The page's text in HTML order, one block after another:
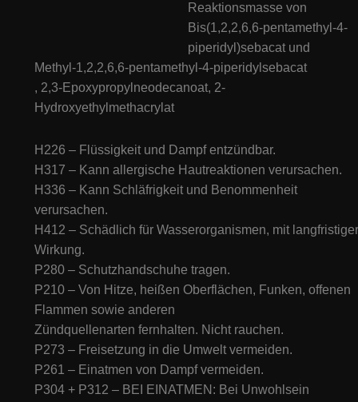
Reaktionsmasse von
Bis(1,2,2,6,6-pentamethyl-4-
piperidyl)sebacat und
Methyl-1,2,2,6,6-pentamethyl-4-piperidylsebacat
, 2,3-Epoxypropylneodecanoat, 2-
Hydroxyethylmethacrylat
H226 – Flüssigkeit und Dampf entzündbar.
H317 – Kann allergische Hautreaktionen verursachen.
H336 – Kann Schläfrigkeit und Benommenheit
verursachen.
H412 – Schädlich für Wasserorganismen, mit langfristiger
Wirkung.
P280 – Schutzhandschuhe tragen.
P210 – Von Hitze, heißen Oberflächen, Funken, offenen
Flammen sowie anderen
Zündquellenarten fernhalten. Nicht rauchen.
P273 – Freisetzung in die Umwelt vermeiden.
P261 – Einatmen von Dampf vermeiden.
P304 + P312 – BEI EINATMEN: Bei Unwohlsein